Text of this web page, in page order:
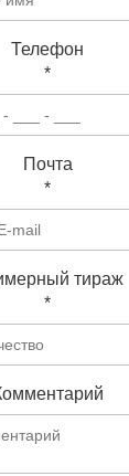
Чем
Телефон
*
Почта
*
тираж
*